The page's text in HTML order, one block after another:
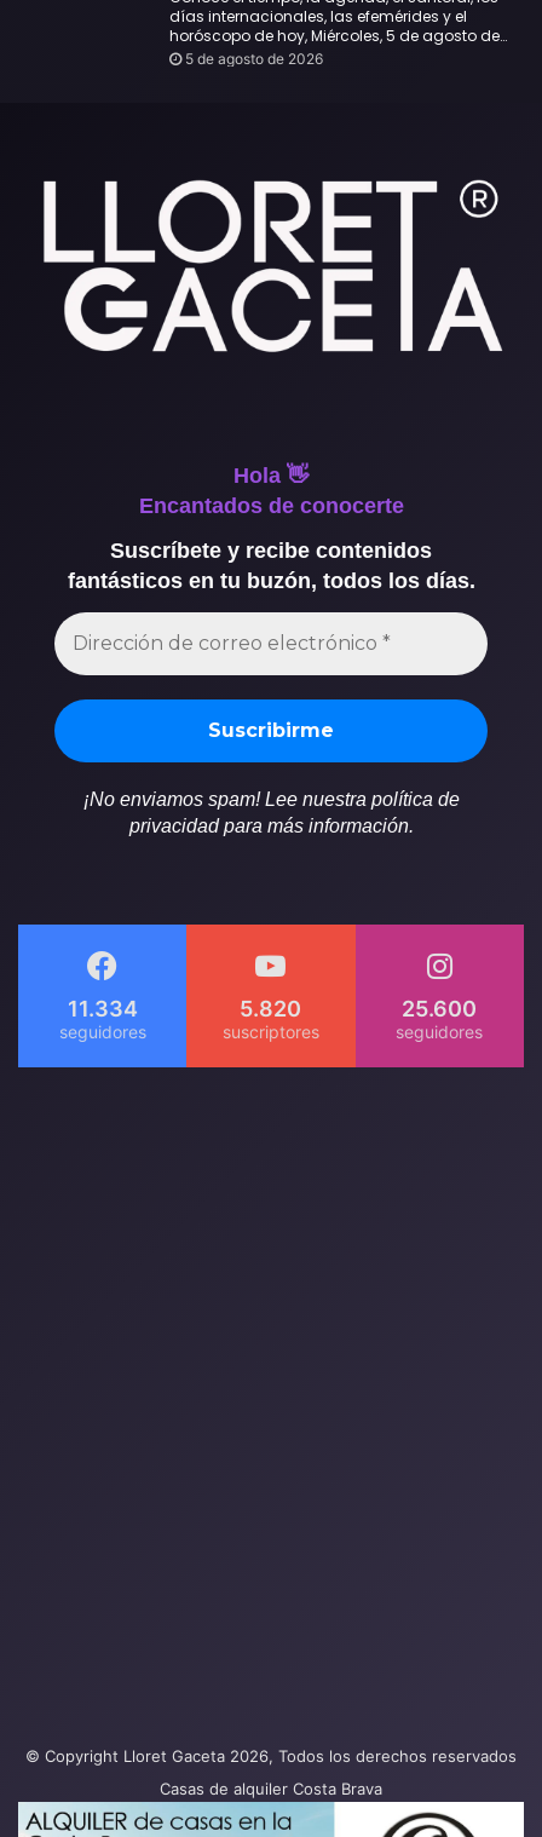
días internacionales, las efemérides y el
horóscopo de hoy, Miércoles, 5 de agosto de
2026:
5 de agosto de 2026
Hola 👋
Encantados de conocerte
Suscríbete y recibe contenidos
fantásticos en tu buzón, todos los días.
¡No enviamos spam! Lee nuestra política de
privacidad para más información.
11.334 5.820 25.600
© Copyright Lloret Gaceta 2026, Todos los derechos reservados
Casas de alquiler Costa Brava